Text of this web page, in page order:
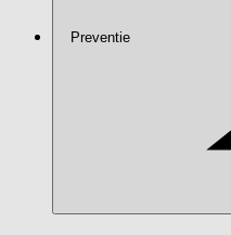
Preventie